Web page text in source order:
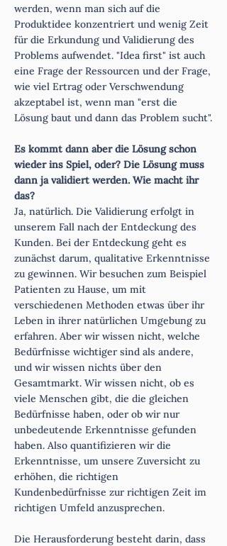
werden, wenn man sich auf die
Produktidee konzentriert und wenig Zeit
für die Erkundung und Validierung des
Problems aufwendet. "Idea first" ist auch
eine Frage der Ressourcen und der Frage,
wie viel Ertrag oder Verschwendung
akzeptabel ist, wenn man "erst die
Lösung baut und dann das Problem sucht".
Es kommt dann aber die Lösung schon
wieder ins Spiel, oder? Die Lösung muss
dann ja validiert werden. Wie macht ihr
das?
Ja, natürlich. Die Validierung erfolgt in
unserem Fall nach der Entdeckung des
Kunden. Bei der Entdeckung geht es
zunächst darum, qualitative Erkenntnisse
zu gewinnen. Wir besuchen zum Beispiel
Patienten zu Hause, um mit
verschiedenen Methoden etwas über ihr
Leben in ihrer natürlichen Umgebung zu
erfahren. Aber wir wissen nicht, welche
Bedürfnisse wichtiger sind als andere,
und wir wissen nichts über den
Gesamtmarkt. Wir wissen nicht, ob es
viele Menschen gibt, die die gleichen
Bedürfnisse haben, oder ob wir nur
unbedeutende Erkenntnisse gefunden
haben. Also quantifizieren wir die
Erkenntnisse, um unsere Zuversicht zu
erhöhen, die richtigen
Kundenbedürfnisse zur richtigen Zeit im
richtigen Umfeld anzusprechen.
Die Herausforderung besteht darin, dass